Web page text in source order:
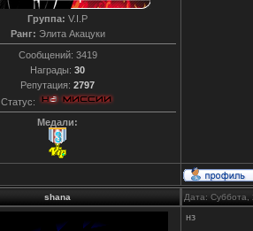
Группа: V.I.P
Ранг: Элита Акацуки
Сообщений: 3419
Награды: 30
Репутация: 2797
Статус:
Медали:
shana Дата:
нз